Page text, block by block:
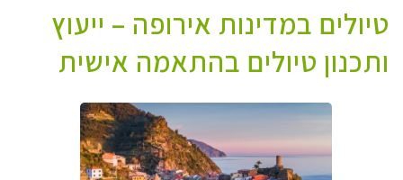
טיולים במדינות אירופה – ייעוץ
ותכנון טיולים בהתאמה אישית